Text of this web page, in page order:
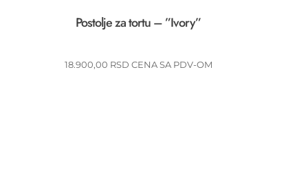
Postolje za tortu – ”Ivory”
18.900,00 RSD CENA SA PDV-OM